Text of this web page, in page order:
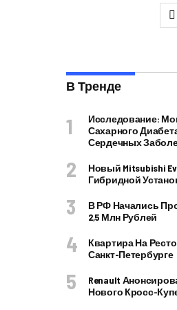
В Тренде
Исследование:
Сахарного
Сердечных
Новый Mitsubishi
Гибридной
В РФ Начались
2,5 Млн Рублей
Квартира На
Санкт-Петербурге
Renault
Нового Кросс-